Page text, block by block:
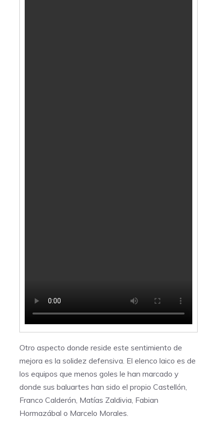
Otro aspecto donde reside este sentimiento de
mejora es la solidez defensiva. El elenco laico es de
los equipos que menos goles le han marcado y
donde sus baluartes han sido el propio Castellón,
Franco Calderón, Matías Zaldivia, Fabian
Hormazábal o Marcelo Morales.